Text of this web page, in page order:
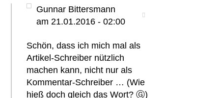
Gunnar Bittersmann
am 21.01.2016 - 02:00
Schön, dass ich mich mal als
Artikel-Schreiber nützlich
machen kann, nicht nur als
Kommentar-Schreiber … (Wie
hieß doch gleich das Wort? Ⓖ)